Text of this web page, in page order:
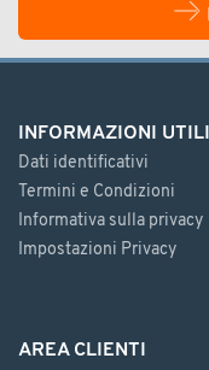
INFORMAZIONI UTILI
Dati identificativi
Termini e Condizioni
Informativa sulla privacy
Impostazioni Privacy
AREA CLIENTI